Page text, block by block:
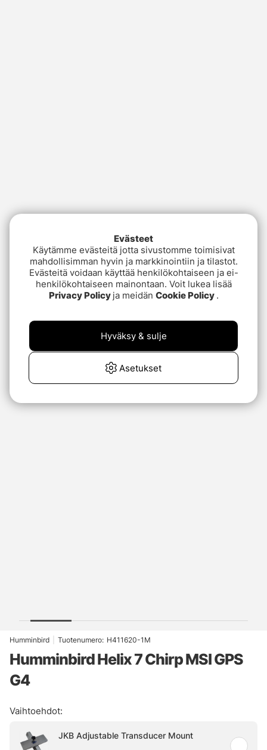
Humminbird Tuotenumero: H411620-1M
Humminbird Helix 7 Chirp MSI GPS
G4
Vaihtoehdot:
JKB Adjustable Transducer Mount
Evästeet
Käytämme evästeitä jotta sivustomme toimisivat
mahdollisimman hyvin ja markkinointiin ja tilastot.
Evästeitä voidaan käyttää henkilökohtaiseen ja ei-
henkilökohtaiseen mainontaan. Voit lukea lisää
Privacy Policy ja meidän Cookie Policy .
Asetukset
Hyväksy & sulje